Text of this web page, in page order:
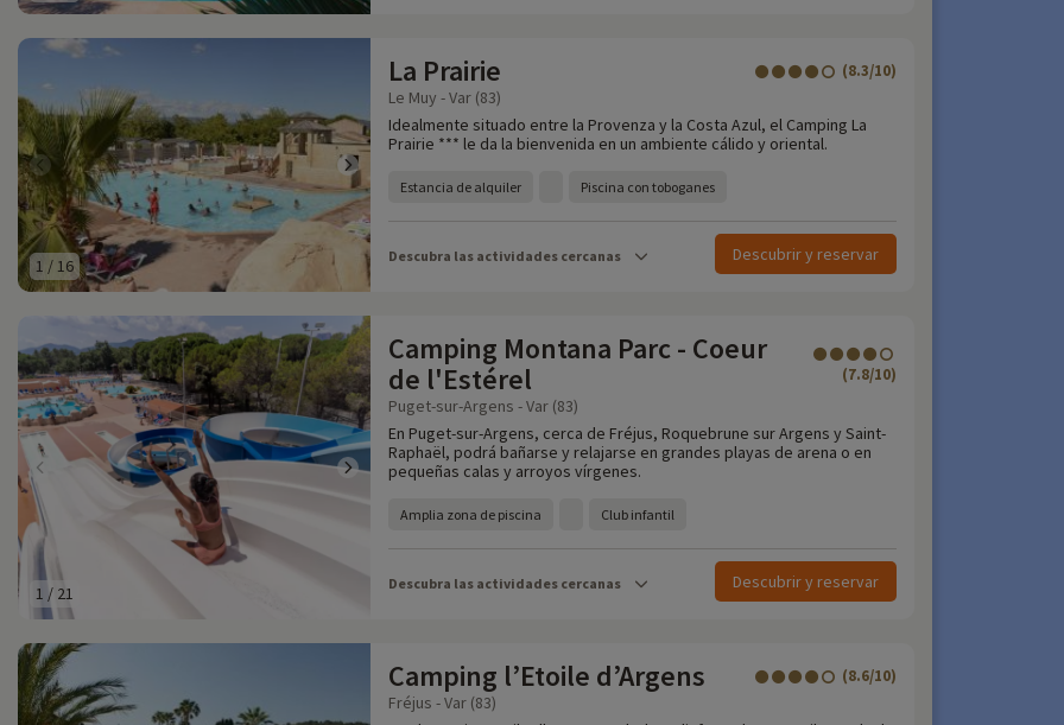
1 / 16
La Prairie (8.3/10)
Le Muy - Var (83)
Idealmente situado entre la Provenza y la Costa Azul, el Camping La
Prairie *** le da la bienvenida en un ambiente cálido y oriental.
Estancia de alquiler Piscina con toboganes
Descubra las actividades cercanas Descubrir y reservar
1 / 21
Camping Montana Parc - Coeur
de l'Estérel
(7.8/10)
Puget-sur-Argens - Var (83)
En Puget-sur-Argens, cerca de Fréjus, Roquebrune sur Argens y Saint-
Raphaël, podrá bañarse y relajarse en grandes playas de arena o en
pequeñas calas y arroyos vírgenes.
Amplia zona de piscina Club infantil
Descubra las actividades cercanas Descubrir y reservar
Camping l’Etoile d’Argens (8.6/10)
Fréjus - Var (83)